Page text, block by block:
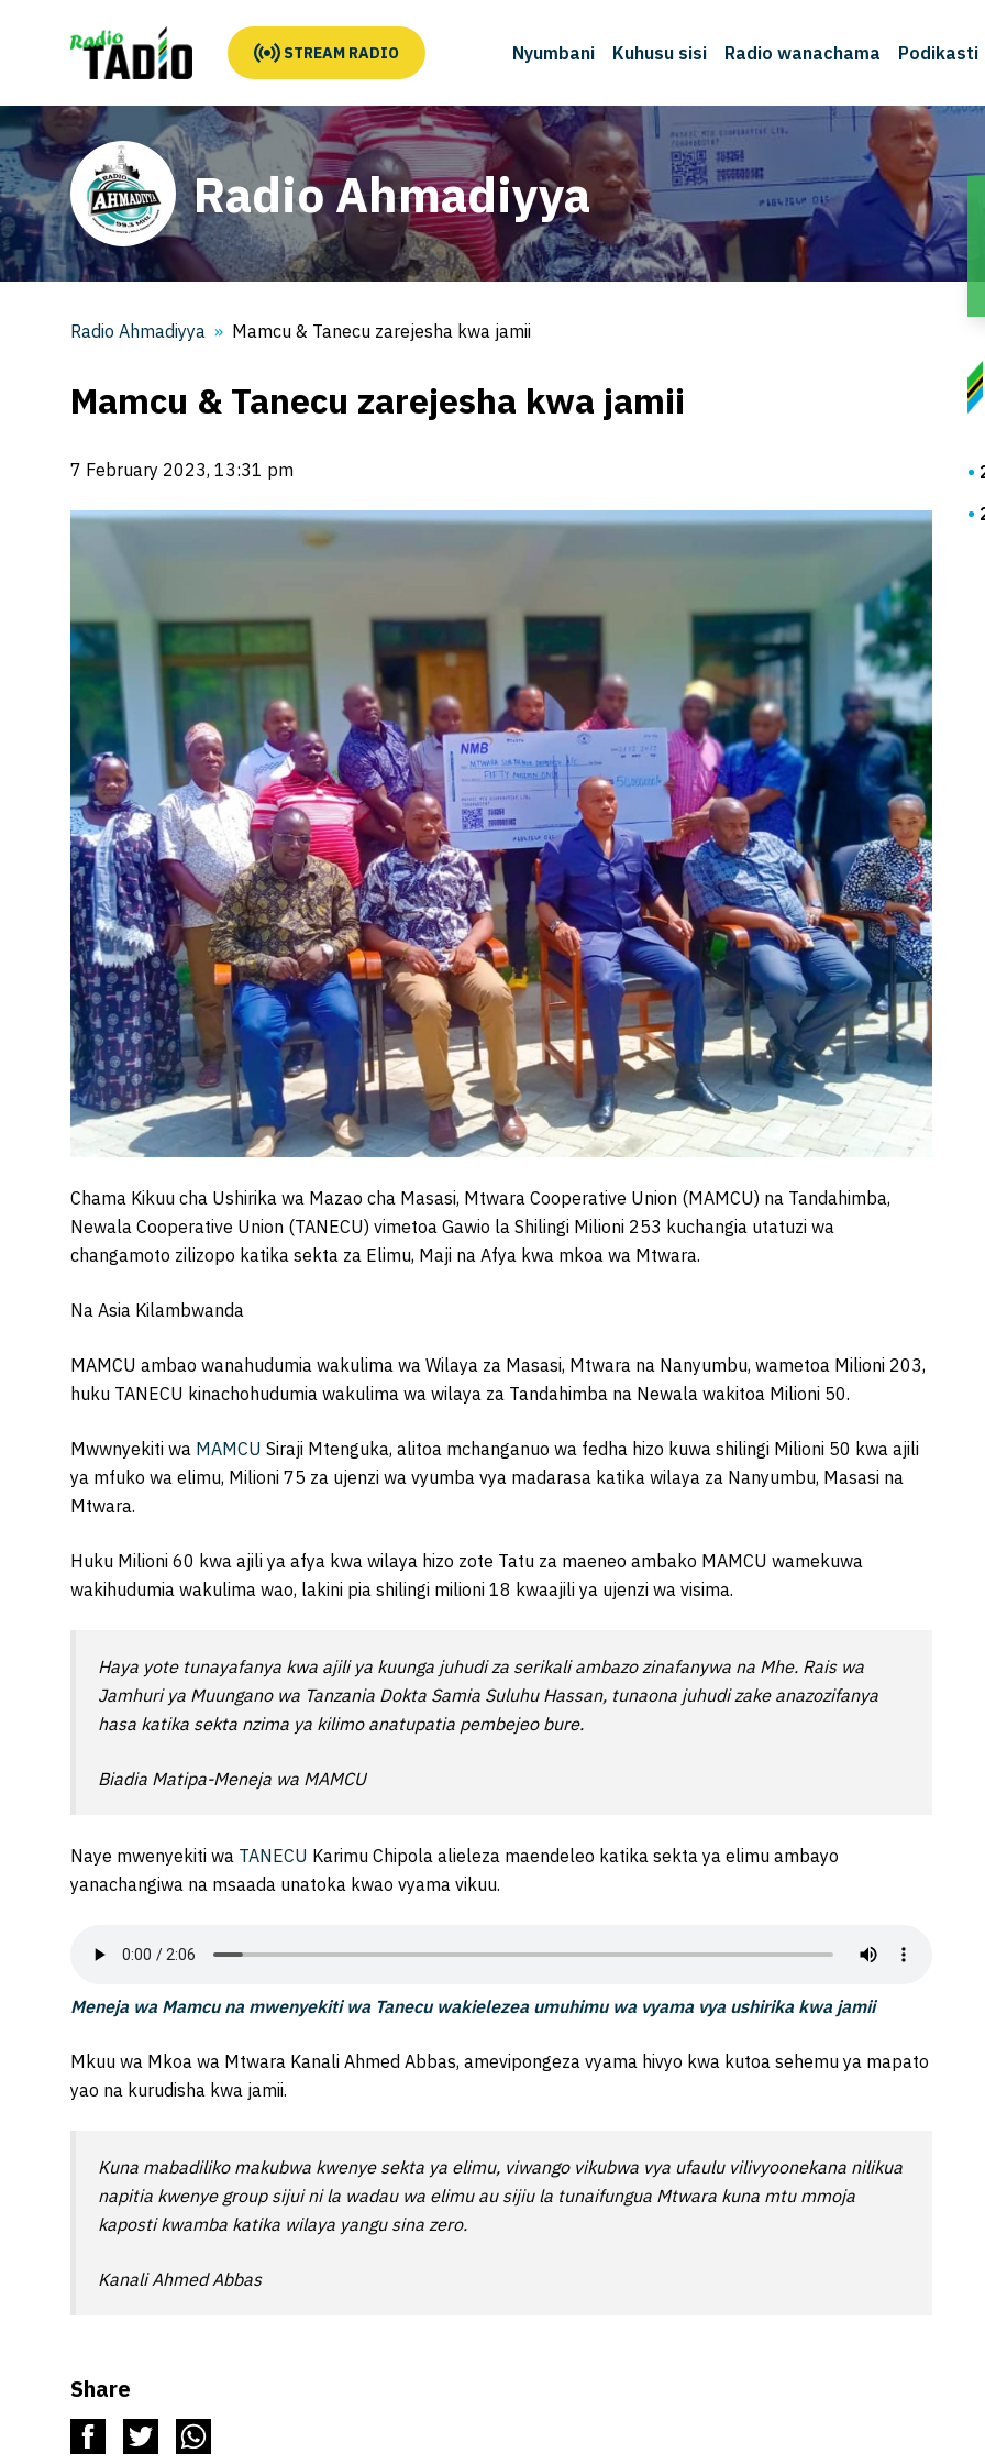
STREAM RADIO Nyumbani Kuhusu sisi Radio wanachama Podikasti
Radio Ahmadiyya
Radio Ahmadiyya Mamcu & Tanecu zarejesha kwa jamii
Mamcu & Tanecu zarejesha kwa jamii
7 February 2023, 13:31 pm
Chama Kikuu cha Ushirika wa Mazao cha Masasi, Mtwara Cooperative Union (MAMCU) na Tandahimba,
Newala Cooperative Union (TANECU) vimetoa Gawio la Shilingi Milioni 253 kuchangia utatuzi wa
changamoto zilizopo katika sekta za Elimu, Maji na Afya kwa mkoa wa Mtwara.
Na Asia Kilambwanda
MAMCU ambao wanahudumia wakulima wa Wilaya za Masasi, Mtwara na Nanyumbu, wametoa Milioni 203,
huku TANECU kinachohudumia wakulima wa wilaya za Tandahimba na Newala wakitoa Milioni 50.
Mwwnyekiti wa MAMCU Siraji Mtenguka, alitoa mchanganuo wa fedha hizo kuwa shilingi Milioni 50 kwa ajili
ya mfuko wa elimu, Milioni 75 za ujenzi wa vyumba vya madarasa katika wilaya za Nanyumbu, Masasi na
Mtwara.
Huku Milioni 60 kwa ajili ya afya kwa wilaya hizo zote Tatu za maeneo ambako MAMCU wamekuwa
wakihudumia wakulima wao, lakini pia shilingi milioni 18 kwaajili ya ujenzi wa visima.
Haya yote tunayafanya kwa ajili ya kuunga juhudi za serikali ambazo zinafanywa na Mhe. Rais wa
Jamhuri ya Muungano wa Tanzania Dokta Samia Suluhu Hassan, tunaona juhudi zake anazozifanya
hasa katika sekta nzima ya kilimo anatupatia pembejeo bure.
Biadia Matipa-Meneja wa MAMCU
Naye mwenyekiti wa TANECU Karimu Chipola alieleza maendeleo katika sekta ya elimu ambayo
yanachangiwa na msaada unatoka kwao vyama vikuu.
Meneja wa Mamcu na mwenyekiti wa Tanecu wakielezea umuhimu wa vyama vya ushirika kwa jamii
Mkuu wa Mkoa wa Mtwara Kanali Ahmed Abbas, amevipongeza vyama hivyo kwa kutoa sehemu ya mapato
yao na kurudisha kwa jamii.
Kuna mabadiliko makubwa kwenye sekta ya elimu, viwango vikubwa vya ufaulu vilivyoonekana nilikua
napitia kwenye group sijui ni la wadau wa elimu au sijiu la tunaifungua Mtwara kuna mtu mmoja
kaposti kwamba katika wilaya yangu sina zero.
Kanali Ahmed Abbas
Share